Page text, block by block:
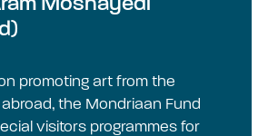
promoting art from the
the Mondriaan Fund
visitors programmes for